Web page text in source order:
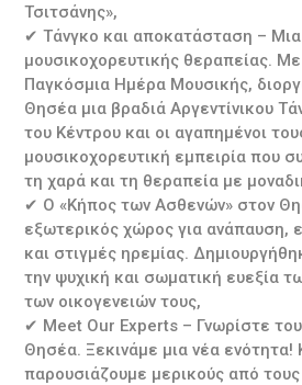
Τσιτσάνης»,
✔ Τάνγκο και αποκατάσταση –
μουσικοχορευτικής θεραπείας.
Παγκόσμια Ημέρα Μουσικής,
Θησέα μια βραδιά Αργεντίνικου
του Κέντρου και οι αγαπημένοι
μουσικοχορευτική εμπειρία που
τη χαρά και τη θεραπεία με
✔ Ο «Κήπος των Ασθενών» στον
εξωτερικός χώρος για ανάπαυση,
και στιγμές ηρεμίας.
την ψυχική και σωματική ευεξία
των οικογενειών τους,
✔ Meet Our Experts – Γνωρίστε
Θησέα. Ξεκινάμε μια νέα
παρουσιάζουμε μερικούς από